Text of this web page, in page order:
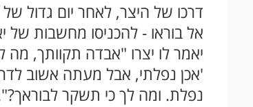
דרכו של היצר, לאחר יום גדול
אל בוראו - להכניסו מחשבות של
יאמר לו יצרו "אבדה תקוותך, מה
'אכן נפלתי, אבל מעתה אשוב
נפלת. ומה לך כי תשקר